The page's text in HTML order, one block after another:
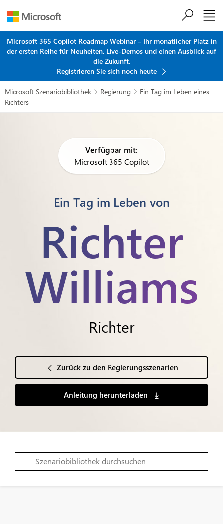
Microsoft 365 Copilot Roadmap Webinar – Ihr monatlicher Platz in
der ersten Reihe für Neuheiten, Live-Demos und einen Ausblick auf
die Zukunft.
Registrieren Sie sich noch heute
Microsoft Szenariobibliothek  Regierung 
Ein Tag im Leben eines
Richters
Verfügbar mit:
Microsoft 365 Copilot
Ein Tag im Leben von
Richter
Williams
Richter
Zurück zu den Regierungsszenarien
Anleitung herunterladen